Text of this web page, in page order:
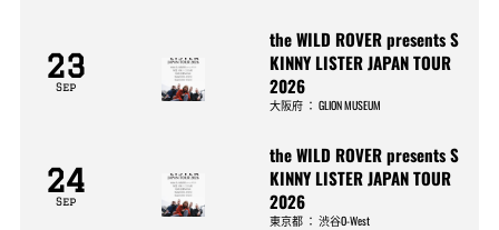
23
Sep
the WILD ROVER presents S
KINNY LISTER JAPAN TOUR
2026
大阪府 ：GLION MUSEUM
24
Sep
the WILD ROVER presents S
KINNY LISTER JAPAN TOUR
2026
東京都 ：渋谷O-West